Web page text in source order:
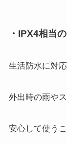
・IPX4相当
生活防水に対
外出時の雨や
安心して使う